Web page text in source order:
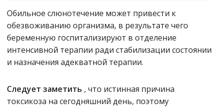
Обильное слюнотечение может привести к
обезвоживанию организма, в результате чего
беременную госпитализируют в отделение
интенсивной терапии ради стабилизации состоянии
и назначения адекватной терапии.
Следует заметить , что истинная причина
токсикоза на сегодняшний день, поэтому